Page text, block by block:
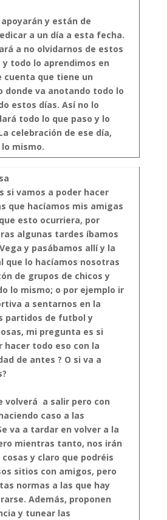
y están de
a un día a esta fecha.
a no olvidarnos de estos
todo lo aprendimos en
cuenta que tiene un
donde va anotando todo lo
estos días. Así no lo
todo lo que paso y lo
celebración de ese día,
mismo.
si vamos a poder hacer
que hacíamos mis amigas
esto ocurriera, por
algunas tardes íbamos
y pasábamos allí y la
que lo hacíamos nosotras
de grupos de chicos y
lo mismo; o por ejemplo ir
a sentarnos en la
partidos de futbol y
mi pregunta es si
hacer todo eso con la
de antes ? O si va a
volverá a salir pero con
caso a las
va a tardar en volver a la
mientras tanto, nos irán
y claro que podréis
sitios con amigos, pero
normas a las que hay
Además, proponen
y tunear las